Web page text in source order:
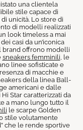
una clientela
stile capace di
unicità. Lo store di
di modelli realizzati
look timeless a mai
casi da un’iconica
brand offrono modelli
sneakers femminili, le
linee sofisticate e
di macchie e
della linea Ball-
americani e dalle
Star caratterizzati da
a mano lungo tutto il
le scarpe Golden
stile volutamente
che le rende sportive